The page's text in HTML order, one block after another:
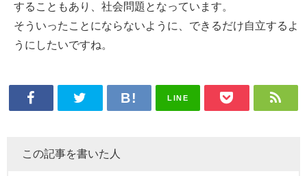
することもあり、社会問題となっています。
そういったことにならないように、できるだけ自立するよ
うにしたいですね。
LINE
この記事を書いた人